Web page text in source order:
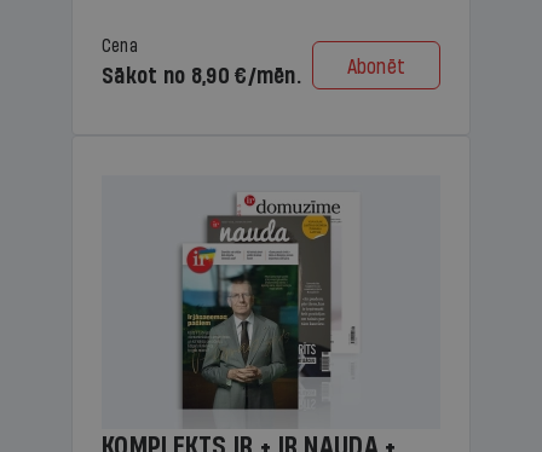
Cena
Sākot no 8,90 €/mēn. Abonēt